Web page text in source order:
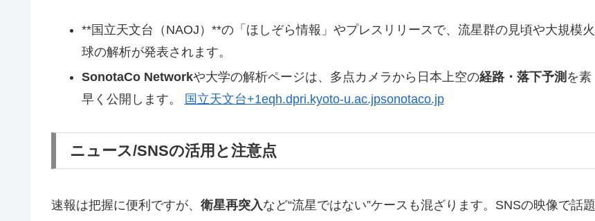
**国立天文台（NAOJ）**の「ほしぞら情報」やプレスリリースで、流星群の見頃や大規模火
球の解析が発表されます。
SonotaCo Networkや大学の解析ページは、多点カメラから日本上空の経路・落下予測 を素
早く公開します。
国立天文台+1eqh.dpri.kyoto-u.ac.jpsonotaco.jp
ニュース/SNSの活用と注意点
速報は把握に便利ですが、 衛星再突入など“流星ではない”ケースも混ざります。SNSの映像で話題